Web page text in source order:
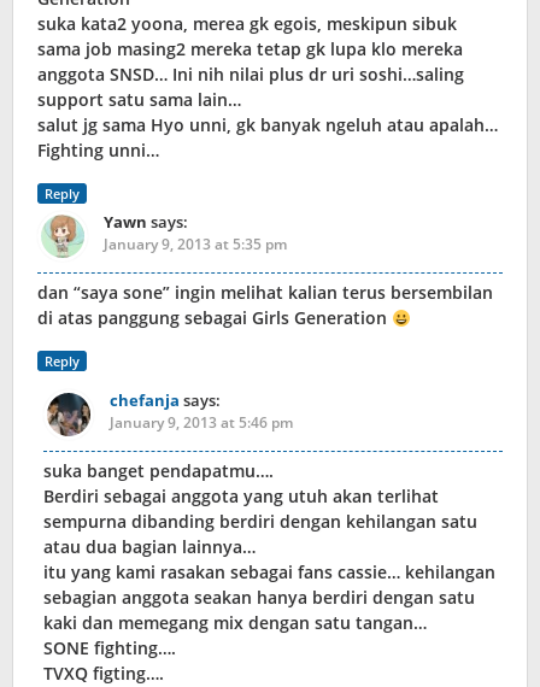
suka kata2 yoona, merea gk egois, meskipun sibuk
sama job masing2 mereka tetap gk lupa klo mereka
anggota SNSD… Ini nih nilai plus dr uri soshi…saling
support satu sama lain…
salut jg sama Hyo unni, gk banyak ngeluh atau apalah…
Fighting unni…
Reply
Yawn says:
January 9, 2013 at 5:35 pm
dan “saya sone” ingin melihat kalian terus bersembilan
di atas panggung sebagai Girls Generation
Reply
chefanja says:
January 9, 2013 at 5:46 pm
suka banget pendapatmu….
Berdiri sebagai anggota yang utuh akan terlihat
sempurna dibanding berdiri dengan kehilangan satu
atau dua bagian lainnya…
itu yang kami rasakan sebagai fans cassie… kehilangan
sebagian anggota seakan hanya berdiri dengan satu
kaki dan memegang mix dengan satu tangan…
SONE fighting….
TVXQ figting….